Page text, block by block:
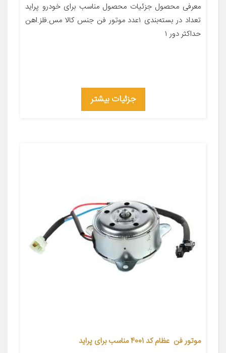
معرفی محصول جزئیات محصول مناسب برای خودرو پراید
تعداد در بسته‌بندی ۱عدد موتور فن جنس کالا مس.فلز.اهن
حداکثر دور ۱
جزئیات بیشتر
موتور فن عظام کد 4001 مناسب برای پراید